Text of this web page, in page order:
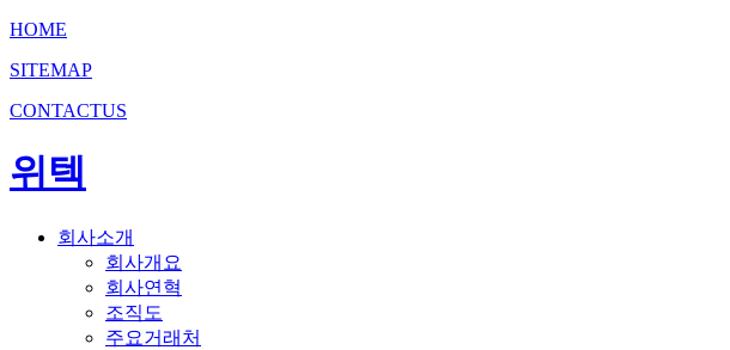
HOME
SITEMAP
CONTACTUS
위텍
회사소개
회사개요
회사연혁
조직도
주요거래처